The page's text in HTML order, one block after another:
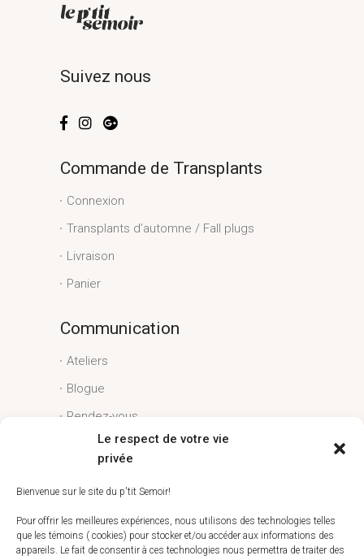
Le respect de votre vie
privée
Bienvenue sur le site du p'tit Semoir!
Pour offrir les meilleures expériences, nous utilisons des technologies telles
que les témoins ( cookies) pour stocker et/ou accéder aux informations des
appareils. Le fait de consentir à ces technologies nous permettra de traiter des
Suivez nous
Commande de Transplants
Connexion
Transplants d’automne / Fall plugs
Livraison
Panier
Communication
Ateliers
Blogue
Rendez-vous
Conditions générales
Liens utiles
Espace client
Conditions générales